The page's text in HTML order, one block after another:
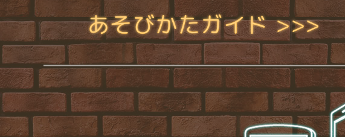
あそびかたガイド >>>